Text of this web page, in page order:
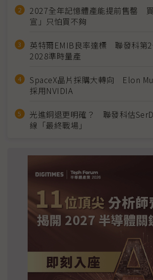
2027全年記憶體產能提前售罄
宣」只怕買不夠
英特爾EMIB良率達標 聯發科第2
2028準時量產
SpaceX晶片採購大轉向 Elon
採用NVIDIA
光進銅退更明確？ 聯發科估
線「最終戰場」